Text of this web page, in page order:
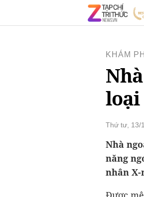
KHÁM
loại
Thứ tư, 13/
Nhà
năng
nhân X-